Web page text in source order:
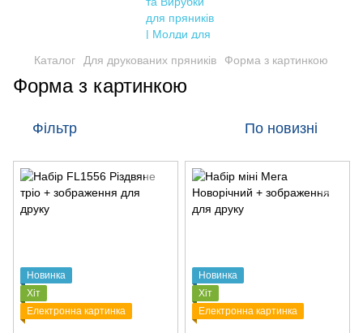
Каталог Для друкованих пряників Форма з картинкою
Форма з картинкою
Фільтр По новизні
Новинка
Хіт
Електронна картинка
Новинка
Хіт
Електронна картинка